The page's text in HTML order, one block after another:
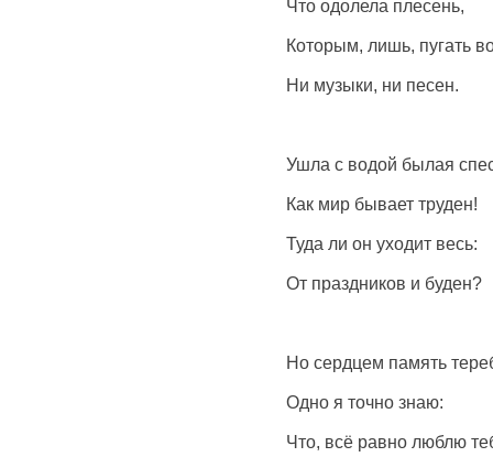
Что одолела плесень,
Которым, лишь, пугать
Ни музыки, ни песен.
Ушла с водой былая
Как мир бывает труден!
Туда ли он уходит весь:
От праздников и буден?
Но сердцем память
Одно я точно знаю:
Что, всё равно люблю